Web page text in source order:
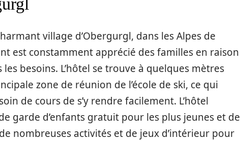
village d’Obergurgl, dans les Alpes de
est constamment apprécié des familles en raison
besoins. L’hôtel se trouve à quelques mètres
zone de réunion de l’école de ski, ce qui
de cours de s’y rendre facilement. L’hôtel
garde d’enfants gratuit pour les plus jeunes et de
nombreuses activités et de jeux d’intérieur pour